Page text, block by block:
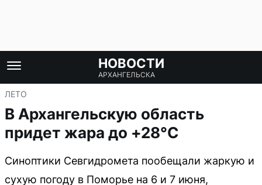
НОВОСТИ
АРХАНГЕЛЬСКА
ЛЕТО
В Архангельскую область
придет жара до +28°C
Синоптики Севгидромета пообещали жаркую и
сухую погоду в Поморье на 6 и 7 июня,